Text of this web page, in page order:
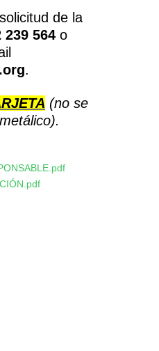
solicitud de la
239 564 o
.
(no se